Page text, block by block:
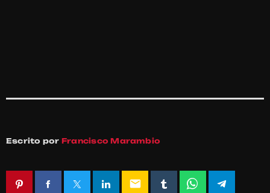
Escrito por Francisco Marambio
email